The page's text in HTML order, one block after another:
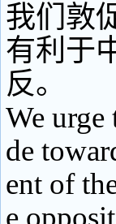
我们敦
有利于
反。
We urge
de
ent of
e